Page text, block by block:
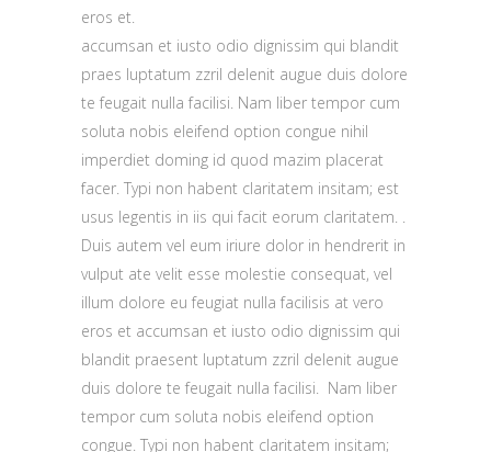
eros et.
accumsan et iusto odio dignissim qui blandit
praes luptatum zzril delenit augue duis dolore
te feugait nulla facilisi. Nam liber tempor cum
soluta nobis eleifend option congue nihil
imperdiet doming id quod mazim placerat
facer. Typi non habent claritatem insitam; est
usus legentis in iis qui facit eorum claritatem. .
Duis autem vel eum iriure dolor in hendrerit in
vulput ate velit esse molestie consequat, vel
illum dolore eu feugiat nulla facilisis at vero
eros et accumsan et iusto odio dignissim qui
blandit praesent luptatum zzril delenit augue
duis dolore te feugait nulla facilisi. Nam liber
tempor cum soluta nobis eleifend option
congue. Typi non habent claritatem insitam;